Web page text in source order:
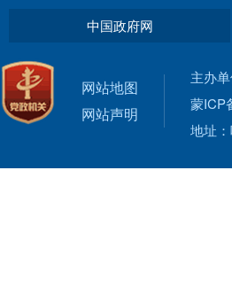
中国政府网
网站地图
网站声明
主办
蒙ICP
地址